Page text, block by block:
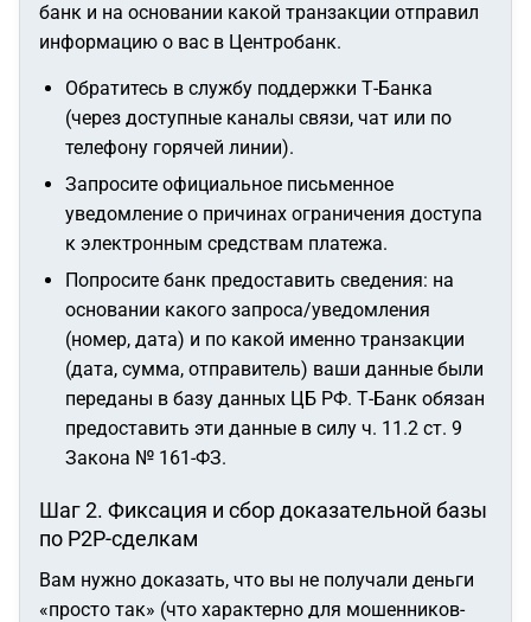
банк и на основании какой транзакции отправил
информацию о вас в Центробанк.
Обратитесь в службу поддержки Т-Банка
(через доступные каналы связи, чат или по
телефону горячей линии).
Запросите официальное письменное
уведомление о причинах ограничения доступа
к электронным средствам платежа.
Попросите банк предоставить сведения: на
основании какого запроса/уведомления
(номер, дата) и по какой именно транзакции
(дата, сумма, отправитель) ваши данные были
переданы в базу данных ЦБ РФ. Т-Банк обязан
предоставить эти данные в силу ч. 11.2 ст. 9
Закона № 161-ФЗ.
Шаг 2. Фиксация и сбор доказательной базы
по P2P-сделкам
Вам нужно доказать, что вы не получали деньги
«просто так» (что характерно для мошенников-